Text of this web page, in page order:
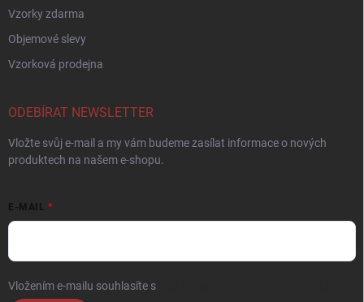
Vzorky zdarma
Objemové slevy
Vzorková prodejna
ODEBÍRAT NEWSLETTER
Vložte svůj e-mail a my vám budeme zasílat informace o nových
produktech na našem e-shopu.
E-MAIL
Vložením e-mailu souhlasíte s